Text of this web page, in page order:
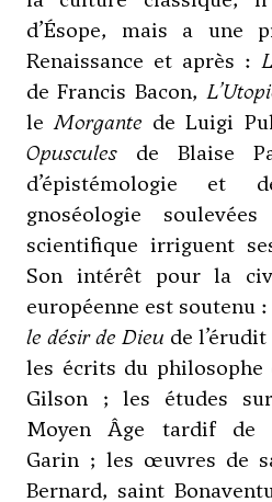
d’Ésope, mais a une
Renaissance et après :
de Francis Bacon,
leMorgante de Luigi
Opuscules de Blaise
d’épistémologie et
gnoséologie
scientifique irriguent
Son intérêt pour la
européenne est soutenu :
le désir de Dieu de
les écrits du
Gilson ; les études
Moyen Âge tardif de
Garin ; les œuvres de
Bernard, saint